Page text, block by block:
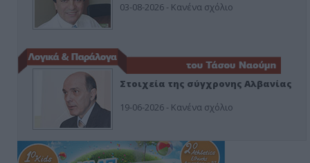
03-08-2026 - Κανένα σχόλιο
Στοιχεία της σύγχρονης Αλβανίας
19-06-2026 - Κανένα σχόλιο